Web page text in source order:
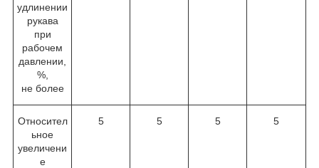
удлинении
рукава
при
рабочем
давлении,
%,
не более
Относител
ьное
увеличени
е
5 5 5 5